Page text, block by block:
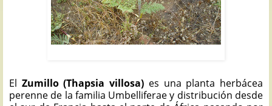
El Zumillo (Thapsia villosa) es una planta herbácea
perenne de la familia Umbelliferae y distribución desde